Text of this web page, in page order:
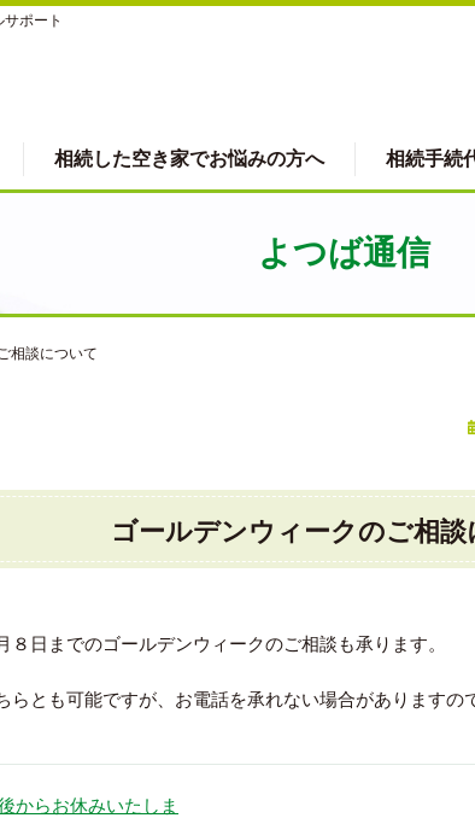
ポート
相続した空き家でお悩みの方へ 相続手続
よつば通信
相談について
ゴールデンウィークのご相談
８日までのゴールデンウィークのご相談も承ります。
らとも可能ですが、お電話を承れない場合がありますの
からお休みいたしま